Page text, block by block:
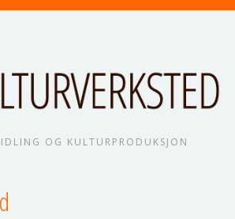
OG KULTURPRODUKSJON